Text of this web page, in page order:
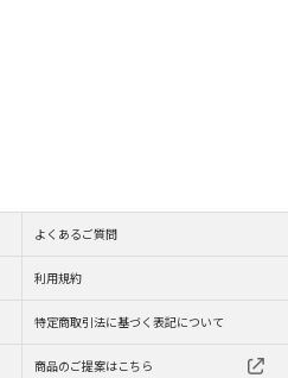
よくあるご質問
利用規約
特定商取引法に基づく表記について
商品のご提案はこちら